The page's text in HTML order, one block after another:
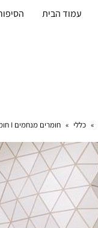
עמוד הבית
» כללי » חומרים מנחמים I חומרים מרגשים I